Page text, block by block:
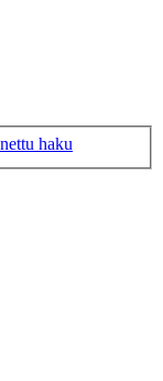
haku